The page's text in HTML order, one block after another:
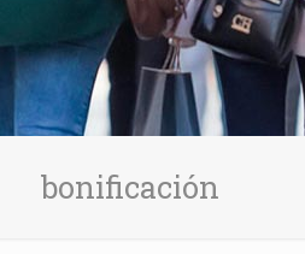
bonificación